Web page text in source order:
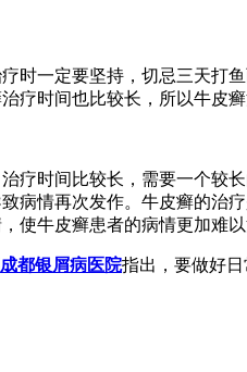
时一定要坚持，切忌三天打
时间也比较长，所以牛皮癣
时间比较长，需要一个较
情再次发作。牛皮癣的治
使牛皮癣患者的病情更加难以
成都银屑病医院指出，要做好